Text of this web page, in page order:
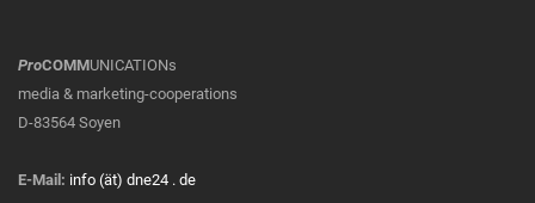
ProCOMMUNICATIONs
media & marketing-cooperations
D-83564 Soyen
E-Mail: info (ät) dne24 . de